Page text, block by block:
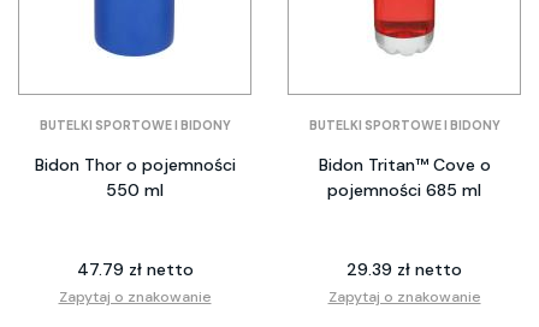
BUTELKI SPORTOWE I BIDONY
Bidon Thor o pojemności
550 ml
47.79 zł netto
Zapytaj o znakowanie
BUTELKI SPORTOWE I BIDONY
Bidon Tritan™ Cove o
pojemności 685 ml
29.39 zł netto
Zapytaj o znakowanie